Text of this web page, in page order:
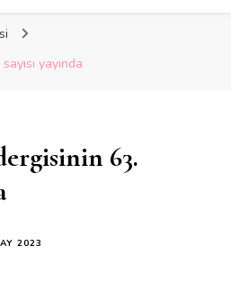
yayında
63.
2023